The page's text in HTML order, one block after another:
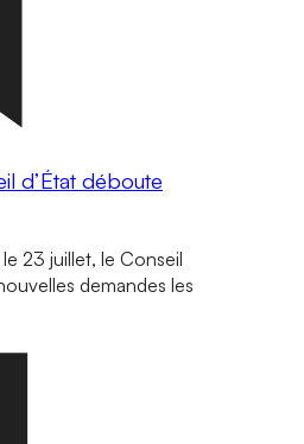
d’État déboute
23 juillet, le Conseil
demandes les